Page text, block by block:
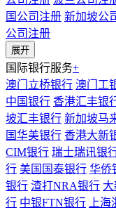
国公司注册 新加坡公
公司注册
展开
国际银行服务+
澳门立桥银行 澳门工
中国银行 香港汇丰银
坡汇丰银行 新加坡马
国华美银行 香港大新
CIM银行 瑞士瑞讯银
行 美国国泰银行 华侨
银行 渣打NRA银行
行 中银FTN银行 上